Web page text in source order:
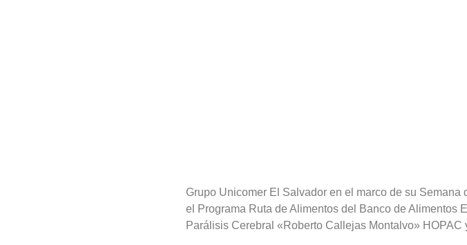
Grupo Unicomer El Salvador en el marco de su
el Programa Ruta de Alimentos del Banco de Alimentos
Parálisis Cerebral «Roberto Callejas Montalvo»